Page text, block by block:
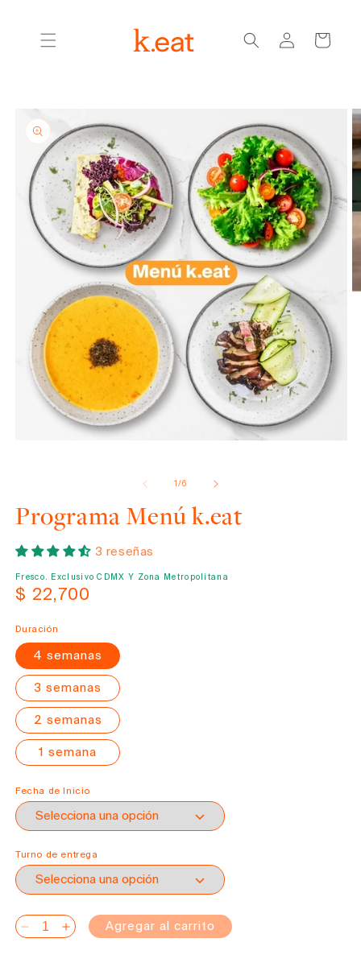
al contenido
sesión
Carrito
directamente
información
del producto
multimedia
en
1/de
6
Programa Menú k.eat
3 reseñas
Fresco. Exclusivo CDMX Y Zona Metropolitana
Precio
$ 22,700
Duración
4 semanas
3 semanas
2 semanas
1 semana
Fecha de Inicio
Turno de entrega
ReducirAumentar
Agregar al carrito